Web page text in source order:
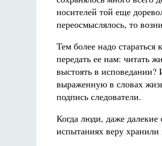
носителей той еще
переосмыслялось, то
Тем более надо
передать ее нам: читать
выстоять в исповедании?
выраженную в словах
подпись следователи.
Когда люди, даже
испытаниях веру